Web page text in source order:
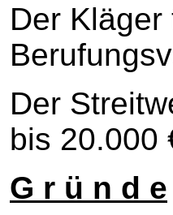
Der
Der
bis 20.000
G r ü n d e